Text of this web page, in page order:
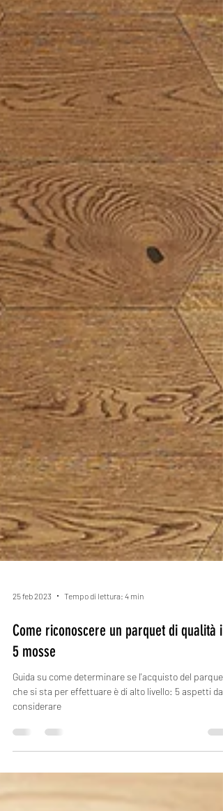
Come riconoscere un parquet di qualità in
5 mosse
Guida su come determinare se l'acquisto del parquet
considerare